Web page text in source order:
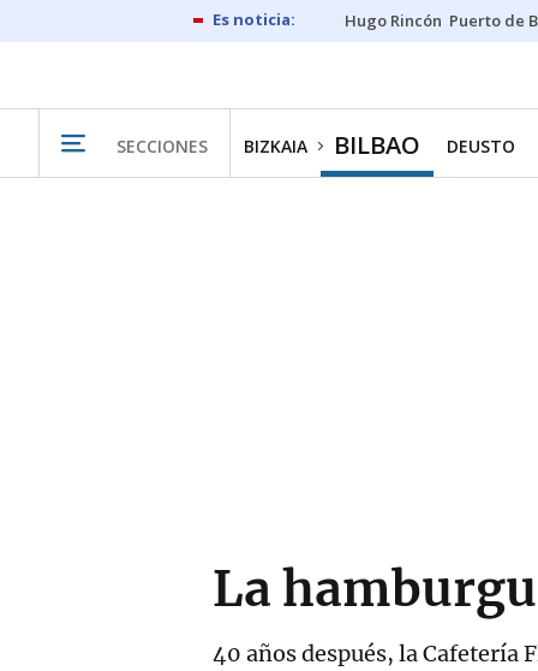
Hugo Rincón Puerto de
SECCIONES BIZKAIA BILBAO DEUSTO
La
40 años después, la Cafetería